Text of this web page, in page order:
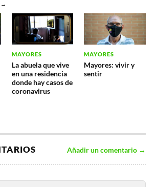
→
MAYORES
La abuela que vive
en una residencia
donde hay casos de
coronavirus
MAYORES
Mayores: vivir y
sentir
Añadir un comentario →